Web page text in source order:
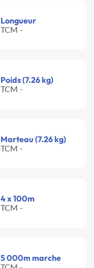
Longueur
TCM -
Poids (7.26 kg)
TCM -
Marteau (7.26 kg)
TCM -
4 x 100m
TCM -
5 000m marche